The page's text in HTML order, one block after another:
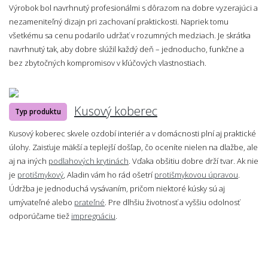
Výrobok bol navrhnutý profesionálmi s dôrazom na dobre vyzerajúci a
nezameniteľný dizajn pri zachovaní praktickosti. Napriek tomu
všetkému sa cenu podarilo udržať v rozumných medziach. Je skrátka
navrhnutý tak, aby dobre slúžil každý deň – jednoducho, funkčne a
bez zbytočných kompromisov v kľúčových vlastnostiach.
Typ produktu Kusový koberec
Kusový koberec skvele ozdobí interiér a v domácnosti plní aj praktické
úlohy. Zaisťuje mäkší a teplejší došľap, čo oceníte nielen na dlažbe, ale
aj na iných podlahových krytinách . Vďaka obšitiu dobre drží tvar. Ak nie
je protišmykový , Aladin vám ho rád ošetríprotišmykovou úpravou
Údržba je jednoduchá vysávaním, pričom niektoré kúsky sú aj
umývateľné alebo prateľné . Pre dlhšiu životnosť a vyššiu odolnosť
odporúčame tiež impregnáciu